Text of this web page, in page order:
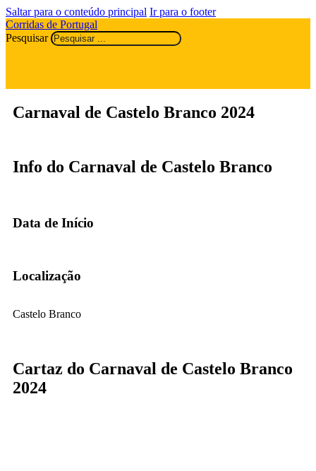
Saltar para o conteúdo principal Ir para o footer
Corridas de Portugal
Pesquisar
Carnaval de Castelo Branco 2024
Info do Carnaval de Castelo Branco
Data de Início
Localização
Castelo Branco
Cartaz do Carnaval de Castelo Branco
2024